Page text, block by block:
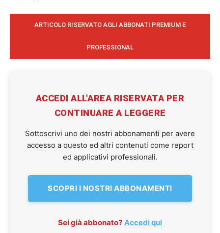
ARTICOLO RISERVATO AGLI ABBONATI PREMIUM E
PROFESSIONAL
ACCEDI ALL'AREA RISERVATA PER
CONTINUARE A LEGGERE
Sottoscrivi uno dei nostri abbonamenti per avere
accesso a questo ed altri contenuti come report
ed applicativi professionali.
SCOPRI I NOSTRI ABBONAMENTI
Sei già abbonato? Accedi qui